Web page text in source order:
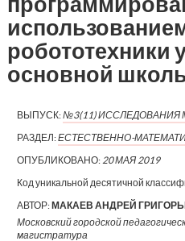
робототехники
основной
ВЫПУСК:№3(11)
РАЗДЕЛ:ЕСТЕСТВЕННО-
ОПУБЛИКОВАНО: 20 МАЯ 2019
Код уникальной десятичной
АВТОР:МАКАЕВ АНДРЕЙ
Московский городской
магистратура